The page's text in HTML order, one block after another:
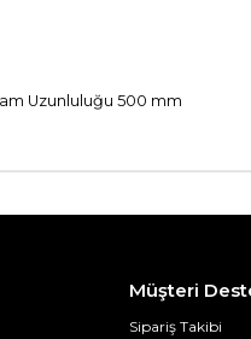
Uzunluluğu 500 mm
Müşteri
Sipariş Takibi